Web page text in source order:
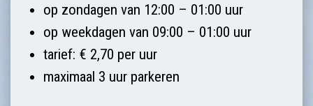
op zondagen van 12:00 – 01:00 uur
op weekdagen van 09:00 – 01:00 uur
tarief: € 2,70 per uur
maximaal 3 uur parkeren